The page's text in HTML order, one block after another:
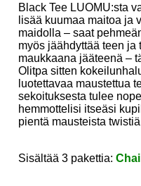
Black Tee LUOMU:sta
lisää kuumaa maitoa ja
maidolla – saat
myös jäähdyttää teen
maukkaana jääteenä –
Olitpa sitten
luotettavaa maustettua
sekoituksesta tulee
hemmottelisi itseäsi
pientä mausteista
Sisältää 3 pakettia: